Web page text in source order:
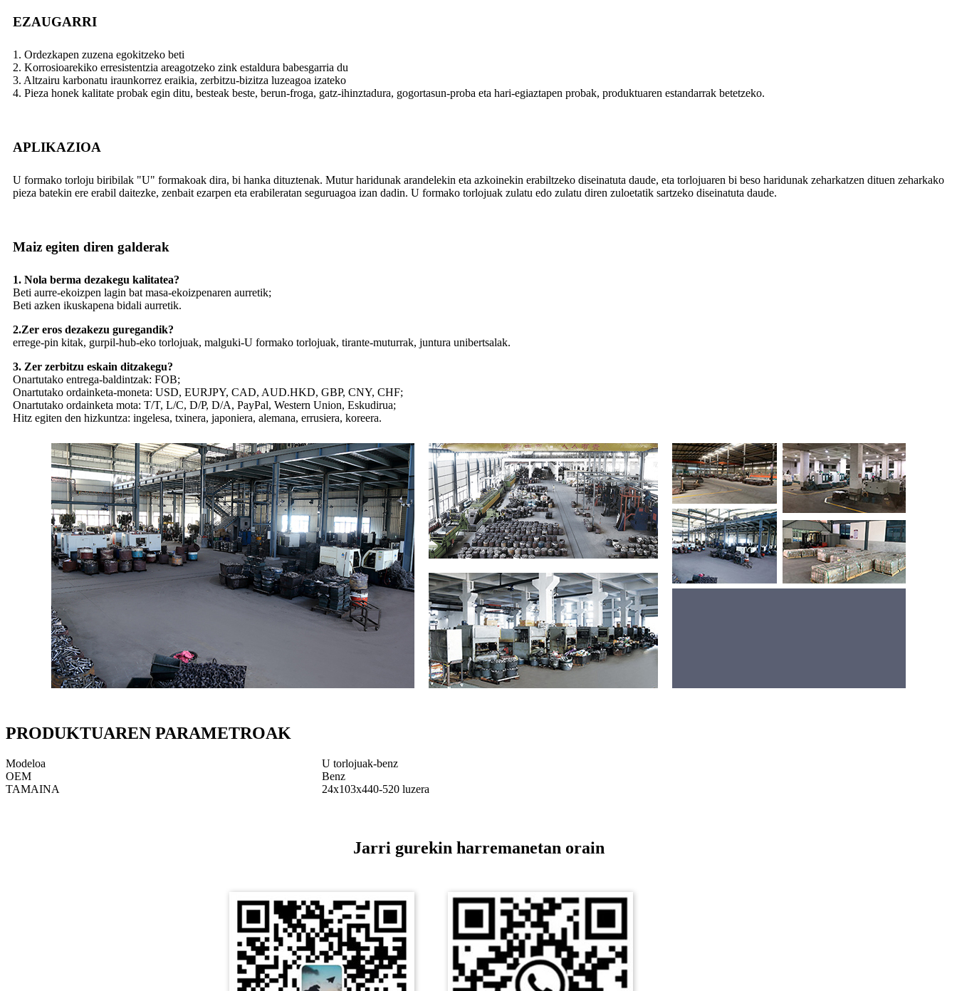
EZAUGARRI
1. Ordezkapen zuzena egokitzeko beti
2. Korrosioarekiko erresistentzia areagotzeko zink estaldura babesgarria du
3. Altzairu karbonatu iraunkorrez eraikia, zerbitzu-bizitza luzeagoa izateko
4. Pieza honek kalitate probak egin ditu, besteak beste, berun-froga, gatz-ihinztadura, gogortasun-proba eta hari-egiaztapen probak, produktuaren estandarrak betetzeko.
APLIKAZIOA
U formako torloju biribilak "U" formakoak dira, bi hanka dituztenak. Mutur haridunak arandelekin eta azkoinekin erabiltzeko diseinatuta daude, eta torlojuaren bi beso haridunak zeharkatzen dituen zeharkako
pieza batekin ere erabil daitezke, zenbait ezarpen eta erabileratan seguruagoa izan dadin. U formako torlojuak zulatu edo zulatu diren zuloetatik sartzeko diseinatuta daude.
Maiz egiten diren galderak
1. Nola berma dezakegu kalitatea?
Beti aurre-ekoizpen lagin bat masa-ekoizpenaren aurretik;
Beti azken ikuskapena bidali aurretik.
2.Zer eros dezakezu guregandik?
errege-pin kitak, gurpil-hub-eko torlojuak, malguki-U formako torlojuak, tirante-muturrak, juntura unibertsalak.
3. Zer zerbitzu eskain ditzakegu?
Onartutako entrega-baldintzak: FOB;
Onartutako ordainketa-moneta: USD, EURJPY, CAD, AUD.HKD, GBP, CNY, CHF;
Onartutako ordainketa mota: T/T, L/C, D/P, D/A, PayPal, Western Union, Eskudirua;
Hitz egiten den hizkuntza: ingelesa, txinera, japoniera, alemana, errusiera, koreera.
PRODUKTUAREN PARAMETROAK
Modeloa
U torlojuak-benz
OEM
Benz
TAMAINA
24x103x440-520 luzera
Jarri gurekin harremanetan orain